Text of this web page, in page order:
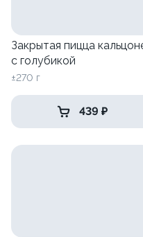
Закрытая пицца
с голубикой
±270 г
439 ₽